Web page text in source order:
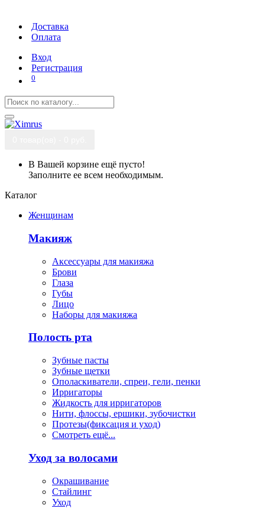
Доставка
Оплата
Вход
Регистрация
0
В Вашей корзине ещё пусто!
Заполните ее всем необходимым.
Каталог
Женщинам
Макияж
Аксессуары для макияжа
Брови
Глаза
Губы
Лицо
Наборы для макияжа
Полость рта
Зубные пасты
Зубные щетки
Ополаскиватели, спреи, гели, пенки
Ирригаторы
Жидкость для ирригаторов
Нити, флоссы, ершики, зубочистки
Протезы(фиксация и уход)
Смотреть ещё...
Уход за волосами
Окрашивание
Стайлинг
Уход